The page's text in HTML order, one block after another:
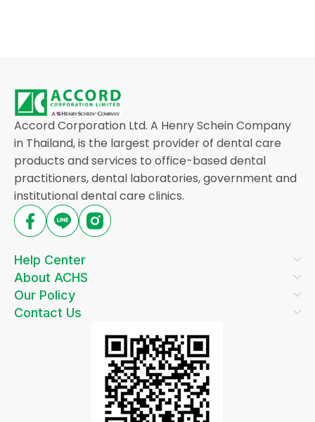
Accord Corporation Ltd. A Henry Schein Company
in Thailand, is the largest provider of dental care
products and services to office-based dental
practitioners, dental laboratories, government and
institutional dental care clinics.
Help Center
About ACHS
Our Policy
Contact Us